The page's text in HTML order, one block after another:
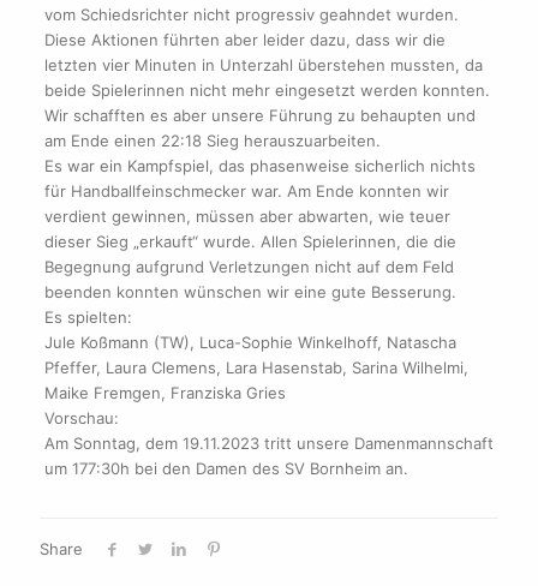
vom Schiedsrichter nicht progressiv geahndet wurden.
Diese Aktionen führten aber leider dazu, dass wir die
letzten vier Minuten in Unterzahl überstehen mussten, da
beide Spielerinnen nicht mehr eingesetzt werden konnten.
Wir schafften es aber unsere Führung zu behaupten und
am Ende einen 22:18 Sieg herauszuarbeiten.
Es war ein Kampfspiel, das phasenweise sicherlich nichts
für Handballfeinschmecker war. Am Ende konnten wir
verdient gewinnen, müssen aber abwarten, wie teuer
dieser Sieg „erkauft“ wurde. Allen Spielerinnen, die die
Begegnung aufgrund Verletzungen nicht auf dem Feld
beenden konnten wünschen wir eine gute Besserung.
Es spielten:
Jule Koßmann (TW), Luca-Sophie Winkelhoff, Natascha
Pfeffer, Laura Clemens, Lara Hasenstab, Sarina Wilhelmi,
Maike Fremgen, Franziska Gries
Vorschau:
Am Sonntag, dem 19.11.2023 tritt unsere Damenmannschaft
um 177:30h bei den Damen des SV Bornheim an.
Share